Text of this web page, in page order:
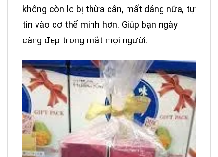
không còn lo bị thừa cân, mất dáng nữa, tự
tin vào cơ thể minh hơn. Giúp bạn ngày
càng đẹp trong mắt mọi người.